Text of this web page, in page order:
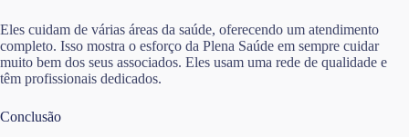
Eles cuidam de várias áreas da saúde, oferecendo um atendimento
completo. Isso mostra o esforço da Plena Saúde em sempre cuidar
muito bem dos seus associados. Eles usam uma rede de qualidade e
têm profissionais dedicados.
Conclusão